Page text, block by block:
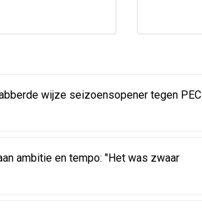
wijze seizoensopener tegen PEC
ambitie en tempo: "Het was zwaar